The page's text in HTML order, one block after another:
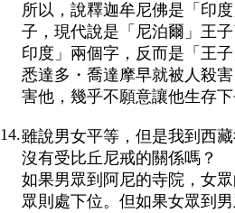
所以，說釋迦牟尼佛是「印
子，現代說是「尼泊爾」王
印度」兩個字，反而是「王
悉達多・喬達摩早就被人殺
害他，幾乎不願意讓他生存下
14.雖說男女平等，但是我到西
沒有受比丘尼戒的關係嗎？
如果男眾到阿尼的寺院，女
眾則處下位。但如果女眾到